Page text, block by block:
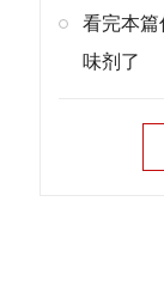
看完本篇
味剂了